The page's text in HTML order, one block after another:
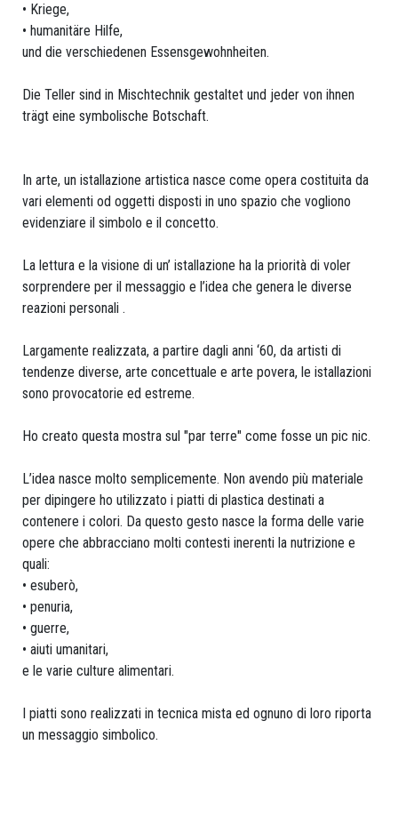
Manifestations
Impressions
Archive
Médias
SALLE
D'EXPOSITION
BALE
ATELIERS
OUVERTS
2026
limite
d'envoi:
31.8.
SGBK
Young
Publications
• Kriege,
• humanitäre Hilfe,
und die verschiedenen Essensgewohnheiten.
Die Teller sind in Mischtechnik gestaltet und jeder von ihnen
trägt eine symbolische Botschaft.
In arte, un istallazione artistica nasce come opera costituita da
vari elementi od oggetti disposti in uno spazio che vogliono
evidenziare il simbolo e il concetto.
La lettura e la visione di un’ istallazione ha la priorità di voler
sorprendere per il messaggio e l’idea che genera le diverse
reazioni personali .
Largamente realizzata, a partire dagli anni ‘60, da artisti di
tendenze diverse, arte concettuale e arte povera, le istallazioni
sono provocatorie ed estreme.
Ho creato questa mostra sul "par terre" come fosse un pic nic.
L’idea nasce molto semplicemente. Non avendo più materiale
per dipingere ho utilizzato i piatti di plastica destinati a
contenere i colori. Da questo gesto nasce la forma delle varie
opere che abbracciano molti contesti inerenti la nutrizione e
quali:
• esuberò,
• penuria,
• guerre,
• aiuti umanitari,
e le varie culture alimentari.
I piatti sono realizzati in tecnica mista ed ognuno di loro riporta
un messaggio simbolico.